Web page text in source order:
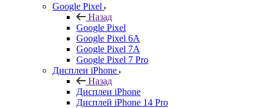
Google Pixel
Назад
Google Pixel
Google Pixel 6A
Google Pixel 7А
Google Pixel 7 Pro
Дисплеи iPhone
Назад
Дисплеи iPhone
Дисплей iPhone 14 Pro